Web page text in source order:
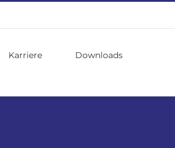
Karriere Downloads